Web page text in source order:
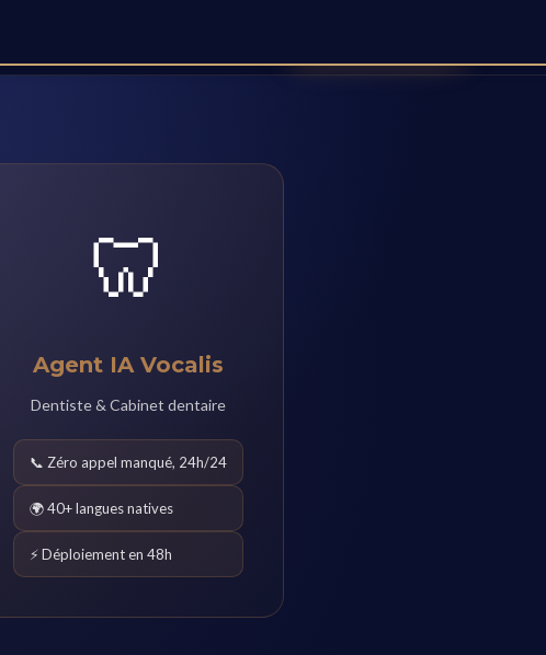
🦷
Agent IA Vocalis
Dentiste & Cabinet dentaire
📞 Zéro appel manqué, 24h/24
🌍 40+ langues natives
⚡ Déploiement en 48h